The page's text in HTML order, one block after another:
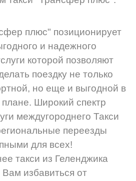
плюс" позиционирует
и надежного
которой позволяют
поездку не только
но еще и выгодной в
Широкий спектр
междугороднего Такси
переезды
для всех!
такси из Геленджика
избавиться от